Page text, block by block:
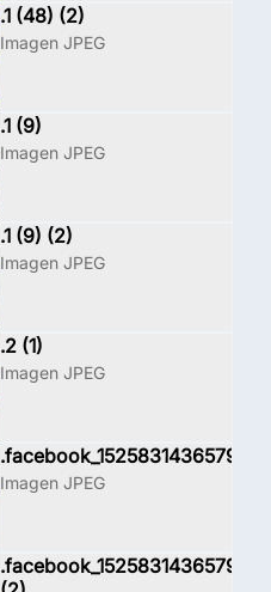
.1 (48) (2)
Imagen JPEG
.1 (9)
Imagen JPEG
.1 (9) (2)
Imagen JPEG
.2 (1)
Imagen JPEG
.facebook_1525831436579
Imagen JPEG
.facebook_1525831436579